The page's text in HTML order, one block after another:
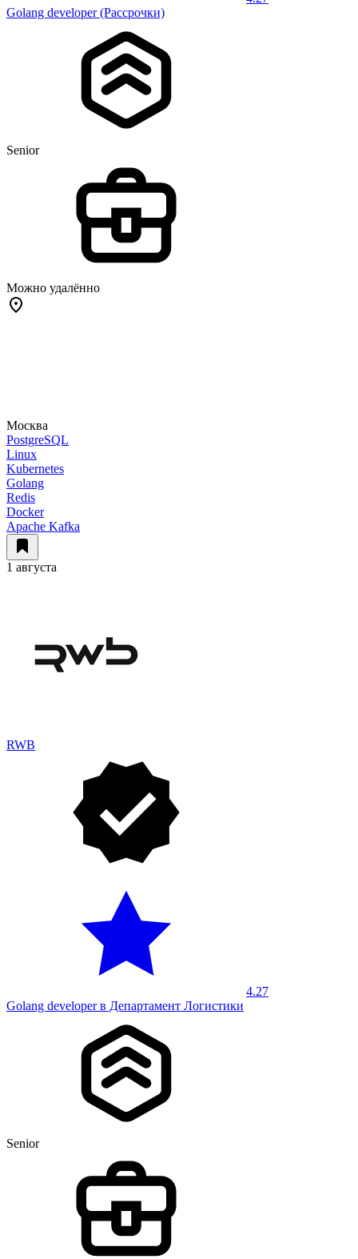
Golang developer (Рассрочки)
Senior
Можно удалённо
Москва
PostgreSQL
Linux
Kubernetes
Golang
Redis
Docker
Apache Kafka
1 августа
RWB
4.27
Golang developer в Департамент Логистики
Senior